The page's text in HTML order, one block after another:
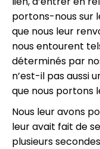
portons-nous sur
que nous leur
nous entourent
déterminés par
n’est-il pas aussi
que nous portons
Nous leur avons
leur avait fait de
plusieurs